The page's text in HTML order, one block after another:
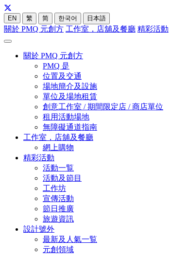
EN 繁 简 한국어 日本語
關於 PMQ 元創方 工作室，店舖及餐廳 精彩活動
關於 PMQ 元創方
PMQ 是
位置及交通
場地簡介及設施
單位及場地租賃
創意工作室 / 期間限定店 / 商店單位
租用活動場地
無障礙通道指南
工作室，店舖及餐廳
網上購物
精彩活動
活動一覧
活動及節目
工作坊
宣傳活動
節日推廣
旅遊資訊
設計號外
最新及人氣一覧
元創領域